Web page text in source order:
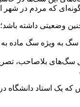
که مردم در شهر
وضعیتی داشته
سگ به ویژه سگ ماده
سگ‌های بلاصاحب،
که یک استاد